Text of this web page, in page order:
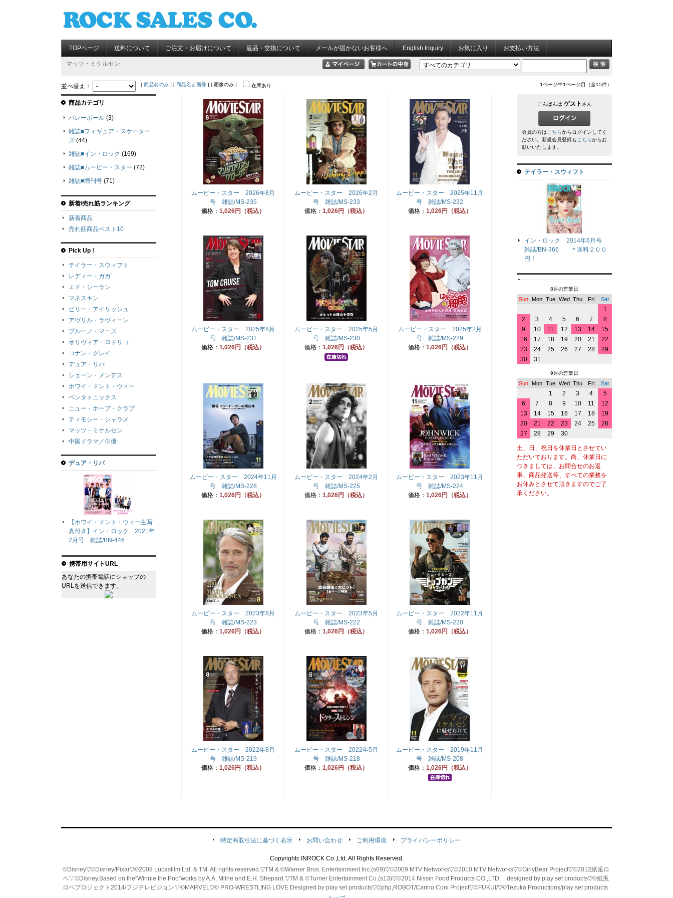
TOPページ 送料について ご注文・お届けについて 返品・交換について メールが届かないお客様へ English Inquiry お気に入り お支払い方法
マッツ・ミケルセン
並べ替え： [ 商品名のみ ] [ 商品名と画像 ] [ 画像のみ ] 在庫あり 1ページ中1ページ目（全15件）
ムービー・スター 2026年8月
号 雑誌/MS-235
価格： 1,026円（税込）
ムービー・スター 2026年2月
号 雑誌/MS-233
価格： 1,026円（税込）
ムービー・スター 2025年11月
号 雑誌/MS-232
価格： 1,026円（税込）
ムービー・スター 2025年8月
号 雑誌/MS-231
価格： 1,026円（税込）
ムービー・スター 2025年5月
号 雑誌/MS-230
価格： 1,026円（税込）
ムービー・スター 2025年2月
号 雑誌/MS-229
価格： 1,026円（税込）
ムービー・スター 2024年11月
号 雑誌/MS-228
価格： 1,026円（税込）
ムービー・スター 2024年2月
号 雑誌/MS-225
価格： 1,026円（税込）
ムービー・スター 2023年11月
号 雑誌/MS-224
価格： 1,026円（税込）
ムービー・スター 2023年8月
号 雑誌/MS-223
価格： 1,026円（税込）
ムービー・スター 2023年5月
号 雑誌/MS-222
価格： 1,026円（税込）
ムービー・スター 2022年11月
号 雑誌/MS-220
価格： 1,026円（税込）
ムービー・スター 2022年8月
号 雑誌/MS-219
価格： 1,026円（税込）
ムービー・スター 2022年5月
号 雑誌/MS-218
価格： 1,026円（税込）
ムービー・スター 2019年11月
号 雑誌/MS-208
価格： 1,026円（税込）
商品カテゴリ
バレーボール (3)
雑誌■フィギュア・スケーター
ズ (44)
雑誌■イン・ロック (169)
雑誌■ムービー・スター (72)
雑誌■増刊号 (71)
新着/売れ筋ランキング
新着商品
売れ筋商品ベスト10
Pick Up！
テイラー・スウィフト
レディー・ガガ
エド・シーラン
マネスキン
ビリー・アイリッシュ
アヴリル・ラヴィーン
ブルーノ・マーズ
オリヴィア・ロドリゴ
コナン・グレイ
デュア・リパ
ショーン・メンデス
ホワイ・ドント・ウィー
ペンタトニックス
ニュー・ホープ・クラブ
ティモシー・シャラメ
マッツ・ミケルセン
中国ドラマ／俳優
デュア・リパ
【ホワイ・ドント・ウィー生写
真付き】イン・ロック 2021年
2月号 雑誌/BN-446
携帯用サイトURL
あなたの携帯電話にショップの
URLを送信できます。
こんばんは ゲスト さん
会員の方はこちらからログインしてく
ださい。新規会員登録もこちらからお
願いいたします。
テイラー・スウィフト
イン・ロック 2014年6月号
雑誌/BN-366 ＊送料２００
円！
8月の営業日
Sun Mon Tue Wed Thu Fri Sat
1
2
3 4 5 6 7
8
9
10 11 12 13 14
15
16
17 18 19 20 21
22
23
24 25 26 27 28
29
30
31
9月の営業日
Sun Mon Tue Wed Thu Fri Sat
1 2 3 4
5
6
7 8 9 10 11
12
13
14 15 16 17 18
19
20
21 22 23 24 25
26
27
28 29 30
土、日、祝日を休業日とさせてい
ただいております。尚、休業日に
つきましては、お問合せのお返
事、商品発送等、すべての業務を
お休みとさせて頂きますのでご了
承ください。
特定商取引法に基づく表示 お問い合わせ ご利用環境 プライバシーポリシー
Copyrightc INROCK Co.,Ltd. All Rights Reserved.
©Disney▽©Disney/Pixar▽©2008 Lucasfilm Ltd. & TM. All rights reserved.▽TM & ©Warner Bros. Entertainment Inc.(s09)▽©2009 MTV Networks▽©2010 MTV Networks▽©GirlyBear Project▽©2012紙兎ロ
ペ▽©Disney.Based on the“Winnie the Poo”works by A.A. Milne and E.H. Shepard.▽TM & ©Turner Entertainment Co.(s13)▽©2014 Nissin Food Products CO.,LTD. designed by play set products▽©紙兎
ロペプロジェクト2014/フジテレビジョン▽©MARVEL▽© PRO-WRESTLING LOVE Designed by play set products▽©php,ROBOT/Carino Coni Project▽©FUKUI/▽©Tezuka Productions/play set products